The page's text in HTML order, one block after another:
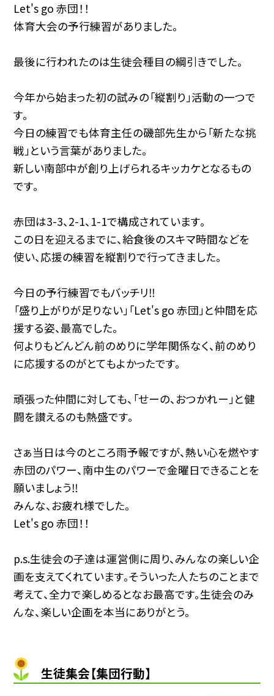
Let's go 赤団！！
体育大会の予行練習がありました。
最後に行われたのは生徒会種目の綱引きでした。
今年から始まった初の試みの「縦割り」活動の一つで
す。
今日の練習でも体育主任の磯部先生から「新たな挑
戦」という言葉がありました。
新しい南部中が創り上げられるキッカケとなるもの
です。
赤団は3-3、2-1、1-1で構成されています。
この日を迎えるまでに、給食後のスキマ時間などを
使い、応援の練習を縦割りで行ってきました。
今日の予行練習でもバッチリ‼︎
「盛り上がりが足りない」「Let's go 赤団」と仲間を応
援する姿、最高でした。
何よりもどんどん前のめりに学年関係なく、前のめり
に応援するのがとてもよかったです。
頑張った仲間に対しても、「せーの、おつかれー」と健
闘を讃えるのも熱盛です。
さぁ当日は今のところ雨予報ですが、熱い心を燃やす
赤団のパワー、南中生のパワーで金曜日できることを
願いましょう‼︎
みんな、お疲れ様でした。
Let's go 赤団！！
p.s.生徒会の子達は運営側に周り、みんなの楽しい企
画を支えてくれています。そういった人たちのことまで
考えて、全力で楽しめるとなお最高です。生徒会のみ
んな、楽しい企画を本当にありがとう。
生徒集会【集団行動】